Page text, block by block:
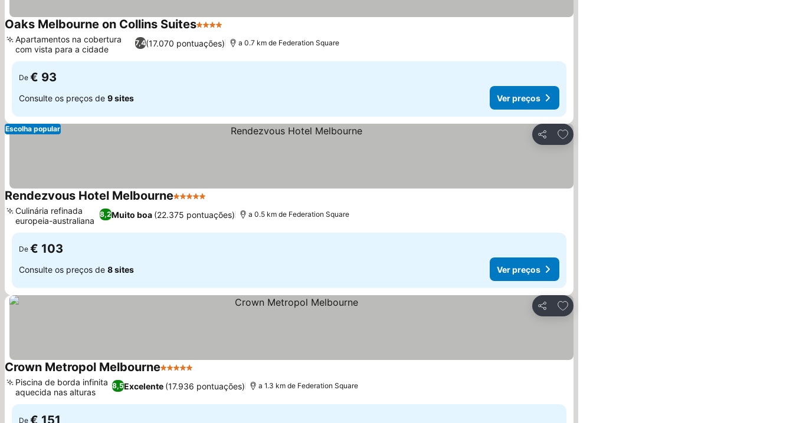
Oaks Melbourne on Collins Suites4 Estrelas
7,4(17.070 pontuações)
Apartamentos na cobertura
com vista para a cidade
a 0.7 km de Federation Square
De € 93
Consulte os preços de 9 sites Ver preços
Partilhar
Adicionar aos favoritos
Escolha popular
Rendezvous Hotel Melbourne5 Estrelas
8,2Muito boa (22.375 pontuações)
Culinária refinada
europeia-australiana
a 0.5 km de Federation Square
De € 103
Consulte os preços de 8 sites Ver preços
Partilhar
Adicionar aos favoritos
Crown Metropol Melbourne5 Estrelas
8,5Excelente (17.936 pontuações)
Piscina de borda infinita
aquecida nas alturas
a 1.3 km de Federation Square
De € 151